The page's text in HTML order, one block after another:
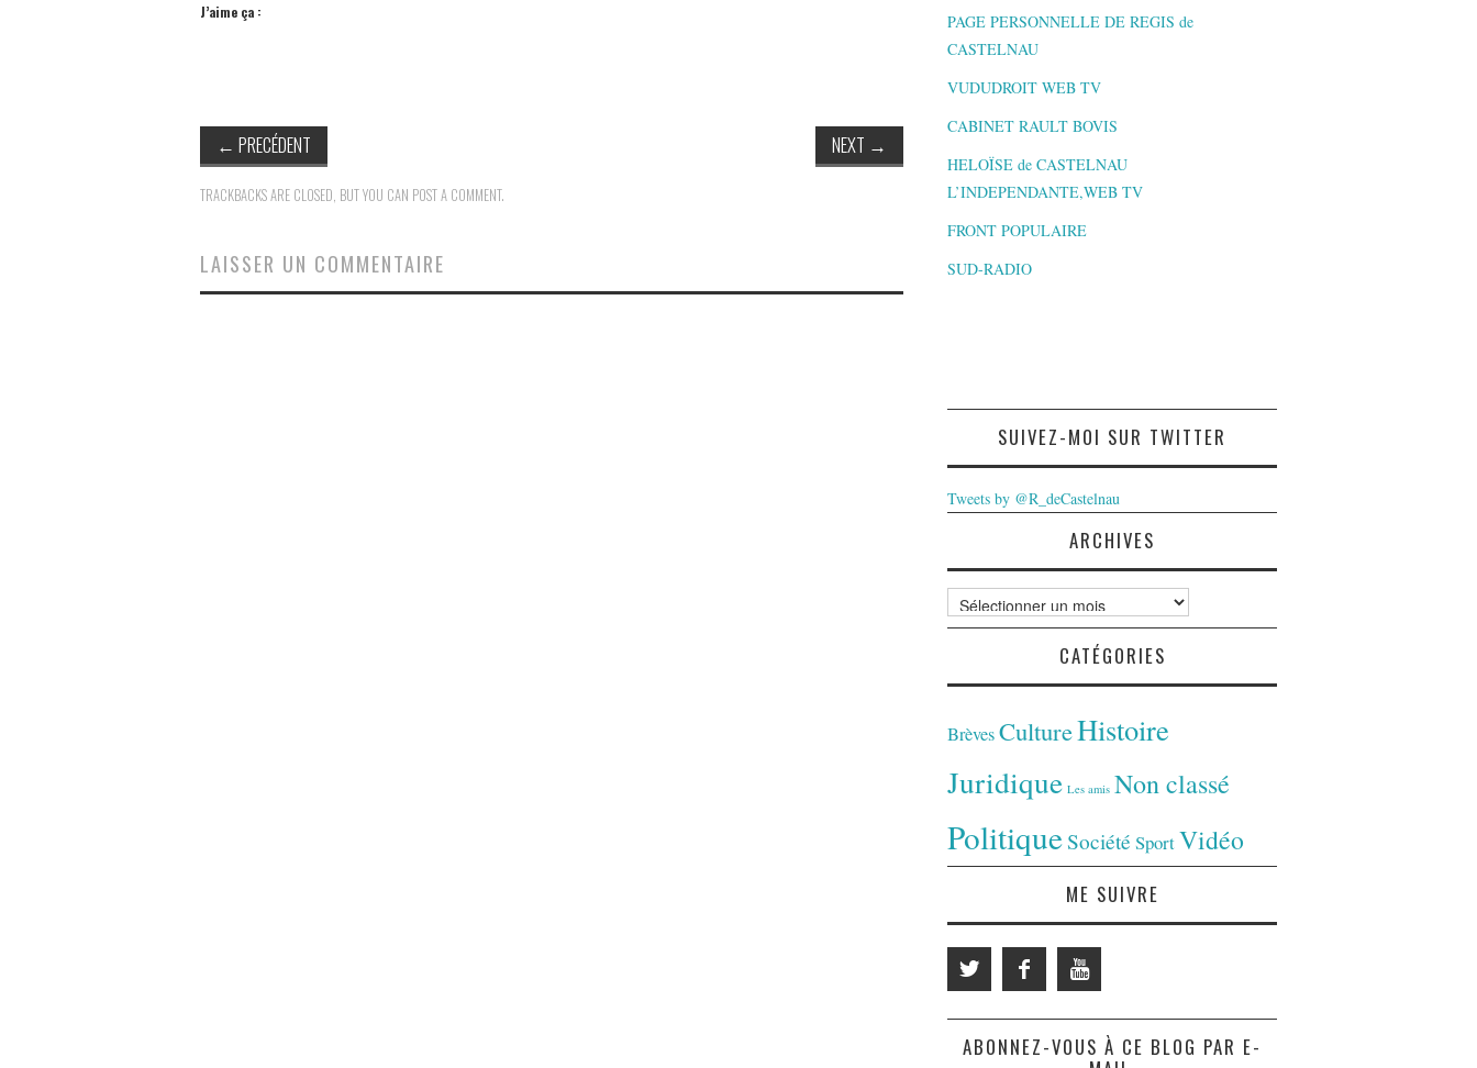
J’aime ça :
← PRECÉDENT NEXT →
TRACKBACKS ARE CLOSED, BUT YOU CAN POST A COMMENT.
LAISSER UN COMMENTAIRE
PAGE PERSONNELLE DE REGIS de
CASTELNAU
VUDUDROIT WEB TV
CABINET RAULT BOVIS
HELOÏSE de CASTELNAU
L’INDEPENDANTE,WEB TV
FRONT POPULAIRE
SUD-RADIO
SUIVEZ-MOI SUR TWITTER
Tweets by @R_deCastelnau
ARCHIVES
Archives
CATÉGORIES
BrèvesCultureHistoire
Juridique Les amis Non classé
PolitiqueSociété SportVidéo
ME SUIVRE
ABONNEZ-VOUS À CE BLOG PAR E-